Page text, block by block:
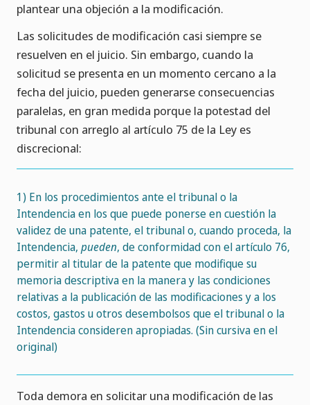
plantear una objeción a la modificación.
Las solicitudes de modificación casi siempre se
resuelven en el juicio. Sin embargo, cuando la
solicitud se presenta en un momento cercano a la
fecha del juicio, pueden generarse consecuencias
paralelas, en gran medida porque la potestad del
tribunal con arreglo al artículo 75 de la Ley es
discrecional:
1) En los procedimientos ante el tribunal o la
Intendencia en los que puede ponerse en cuestión la
validez de una patente, el tribunal o, cuando proceda, la
Intendencia, pueden, de conformidad con el artículo 76,
permitir al titular de la patente que modifique su
memoria descriptiva en la manera y las condiciones
relativas a la publicación de las modificaciones y a los
costos, gastos u otros desembolsos que el tribunal o la
Intendencia consideren apropiadas. (Sin cursiva en el
original)
Toda demora en solicitar una modificación de las